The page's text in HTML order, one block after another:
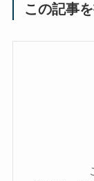
この記事